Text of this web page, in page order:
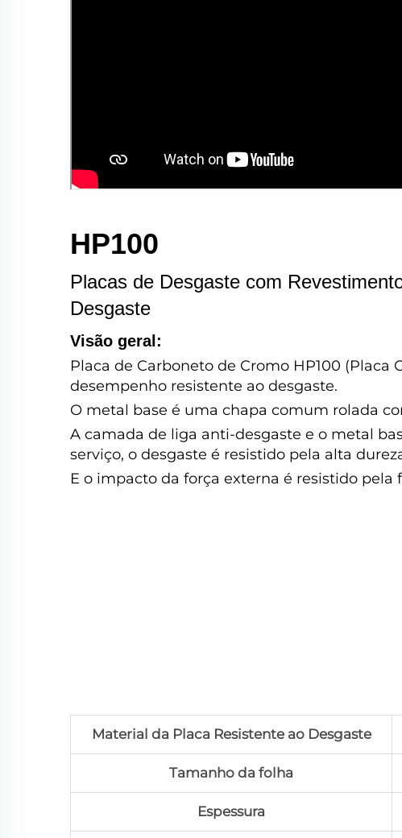
HP100
Placas de Desgaste com
Desgaste
Visão geral:
Placa de Carboneto de Cromo HP100
desempenho resistente ao desgaste.
O metal base é uma chapa comum rolada
A camada de liga anti-desgaste e o metal
serviço, o desgaste é resistido pela alta
E o impacto da força externa é resistido pela
Material da Placa Resistente ao Desgaste
Tamanho da folha
Espessura